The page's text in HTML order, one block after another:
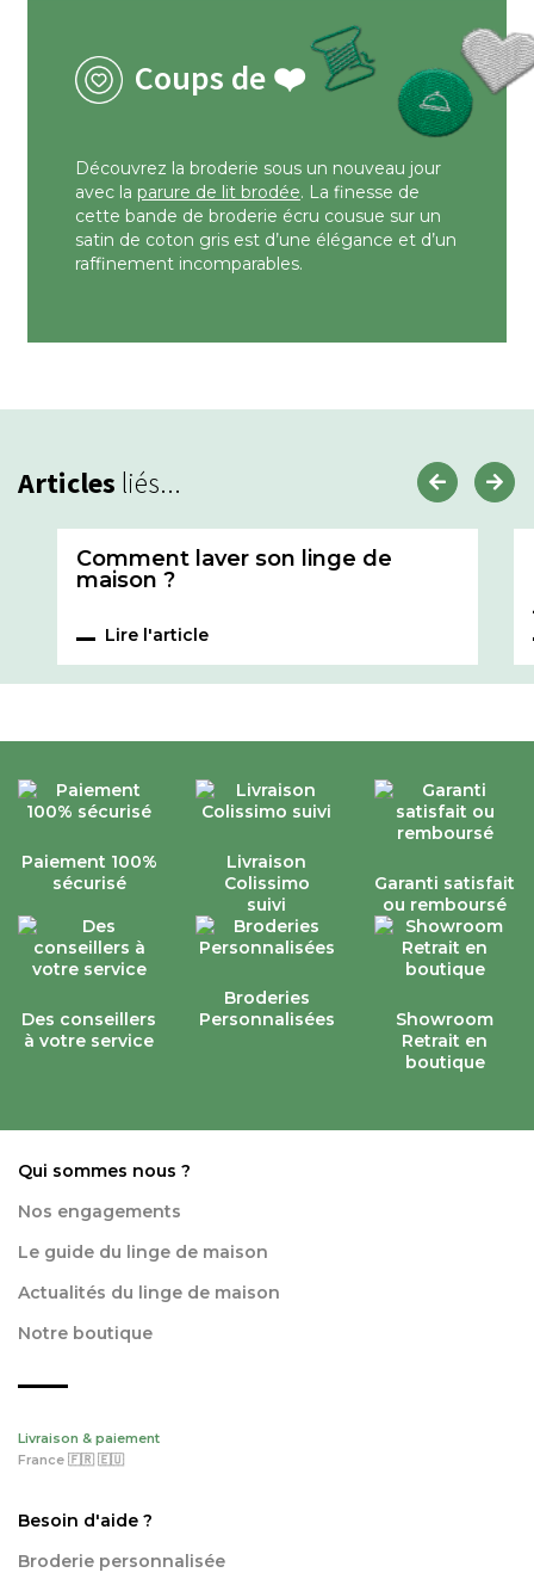
Coups de ❤️
Découvrez la broderie sous un nouveau jour
avec la parure de lit brodée. La finesse de
cette bande de broderie écru cousue sur un
satin de coton gris est d’une élégance et d’un
raffinement incomparables.
Articles liés...
Comment laver son linge de
maison ?
Lire l'article
Paiement 100%
sécurisé
Livraison
Colissimo
suivi
Garanti satisfait
ou remboursé
Des conseillers
à votre service
Broderies
Personnalisées
Showroom
Retrait en
boutique
Qui sommes nous ?
Nos engagements
Le guide du linge de maison
Actualités du linge de maison
Notre boutique
Livraison & paiement
France 🇫🇷 🇪🇺
Besoin d'aide ?
Broderie personnalisée